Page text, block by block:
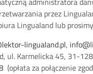
przez
Lingualand lub
lingualand.pl,
ul. Karmelicka 45, 31-
(opłata za połączenie